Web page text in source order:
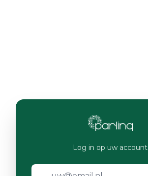
Log in op uw account